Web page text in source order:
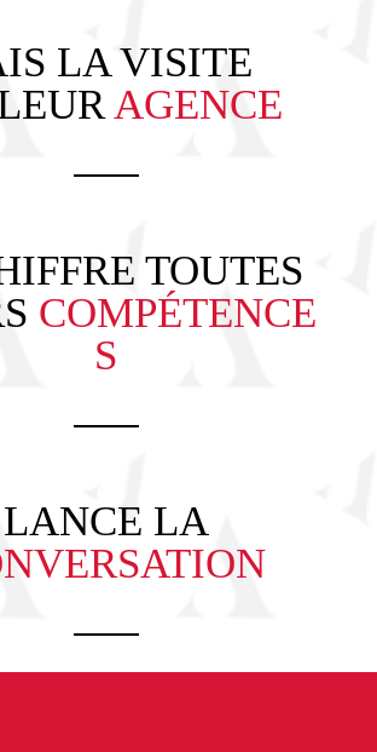
LA VISITE
AGENCE
TOUTES
COMPÉTENCE
S
LANCE LA